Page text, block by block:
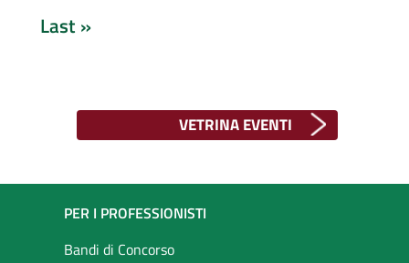
successiva
Ultima
Last »
VETRINA EVENTI
PER I PROFESSIONISTI
Bandi di Concorso